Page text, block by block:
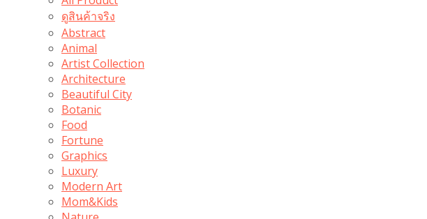
ดูสินค้าจริง
Abstract
Animal
Artist Collection
Architecture
Beautiful City
Botanic
Food
Fortune
Graphics
Luxury
Modern Art
Mom&Kids